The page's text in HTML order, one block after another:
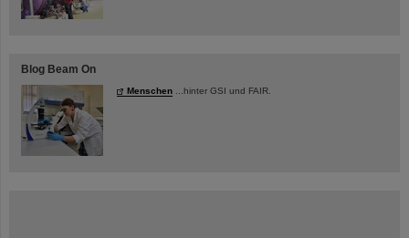
Blog Beam On
Menschen ...hinter GSI und FAIR.